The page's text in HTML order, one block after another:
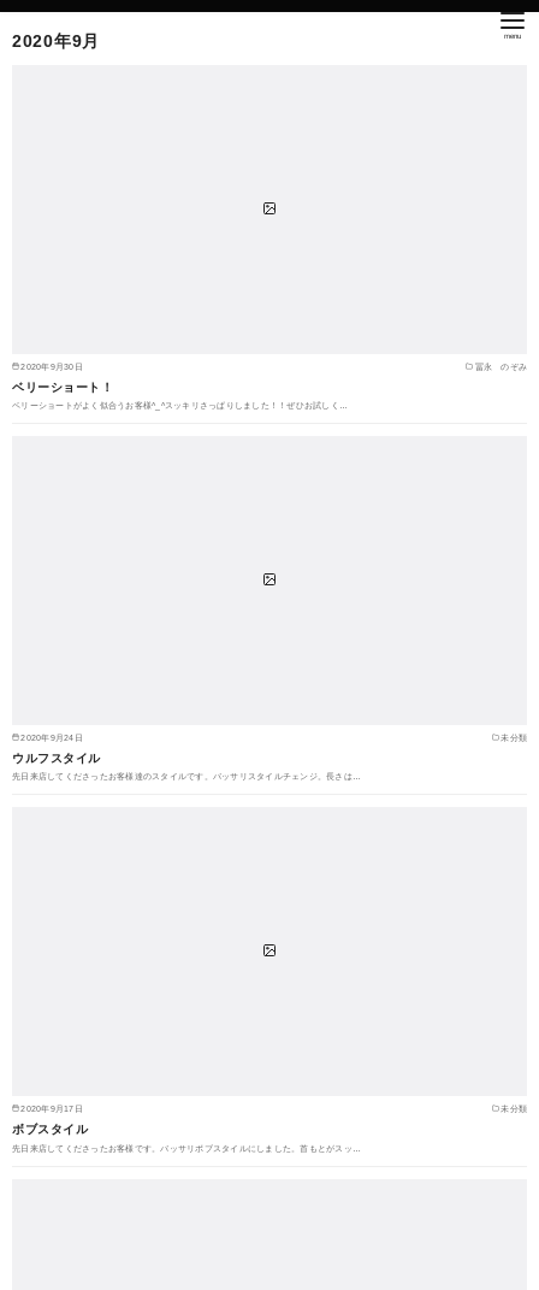
2020年9月
2020年9月30日 冨永 のぞみ
ベリーショート！
ベリーショートがよく似合うお客様^_^スッキリさっぱりしました！！ぜひお試しく…
2020年9月24日 未分類
ウルフスタイル
先日来店してくださったお客様達のスタイルです。バッサリスタイルチェンジ。長さは…
2020年9月17日 未分類
ボブスタイル
先日来店してくださったお客様です。バッサリボブスタイルにしました。首もとがスッ…